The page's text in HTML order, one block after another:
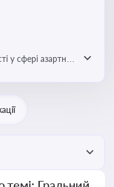
у сфері азартних